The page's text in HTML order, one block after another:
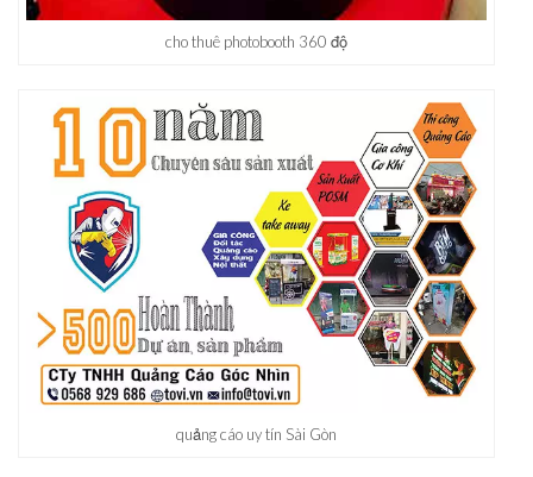
cho thuê photobooth 360 độ
quảng cáo uy tín Sài Gòn